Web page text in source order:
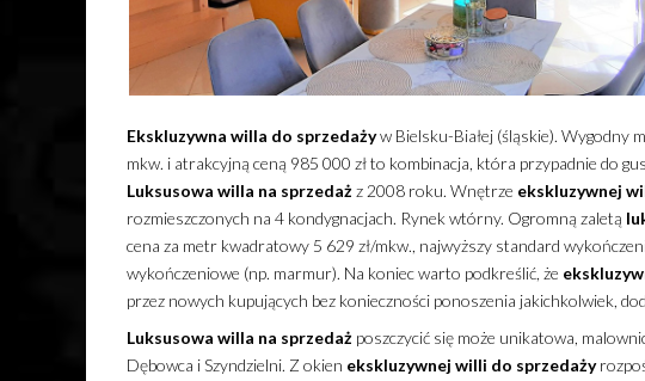
Ekskluzywna willa do sprzedażyw Bielsku-Białej (śląskie). Wygodny
mkw. i atrakcyjną ceną 985 000 zł to kombinacja, która przypadnie do
Luksusowa willa na sprzedażz 2008 roku. Wnętrze ekskluzywnej
rozmieszczonych na 4 kondygnacjach. Rynek wtórny. Ogromną zaletą
cena za metr kwadratowy 5 629 zł/mkw., najwyższy standard
wykończeniowe (np. marmur). Na koniec warto podkreślić, że
przez nowych kupujących bez konieczności ponoszenia jakichkolwiek,
Luksusowa willa na sprzedażposzczycić się może unikatowa,
Dębowca i Szyndzielni. Z okien ekskluzywnej willi do sprzedaży